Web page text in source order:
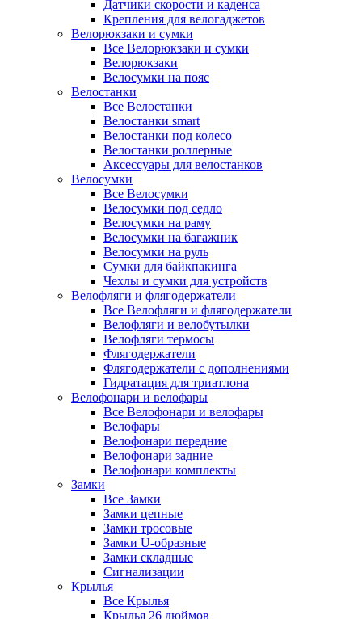
Датчики скорости и каденса
Крепления для велогаджетов
Велорюкзаки и сумки
Все Велорюкзаки и сумки
Велорюкзаки
Велосумки на пояс
Велостанки
Все Велостанки
Велостанки smart
Велостанки под колесо
Велостанки роллерные
Аксессуары для велостанков
Велосумки
Все Велосумки
Велосумки под седло
Велосумки на раму
Велосумки на багажник
Велосумки на руль
Сумки для байкпакинга
Чехлы и сумки для устройств
Велофляги и флягодержатели
Все Велофляги и флягодержатели
Велофляги и велобутылки
Велофляги термосы
Флягодержатели
Флягодержатели с дополнениями
Гидратация для триатлона
Велофонари и велофары
Все Велофонари и велофары
Велофары
Велофонари передние
Велофонари задние
Велофонари комплекты
Замки
Все Замки
Замки цепные
Замки тросовые
Замки U-образные
Замки складные
Сигнализации
Крылья
Все Крылья
Крылья 26 дюймов